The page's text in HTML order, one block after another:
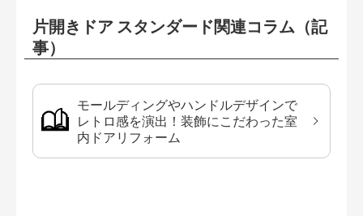
片開きドア スタンダード関連コラム（記
事）
モールディングやハンドルデザインで
レトロ感を演出！装飾にこだわった室
内ドアリフォーム